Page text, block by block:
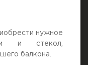
нужное
и стекол,
балкона.